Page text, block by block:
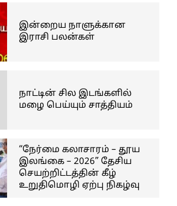
இன்றைய நாளுக்கான
இராசி பலன்கள்
நாட்டின் சில இடங்களில்
மழை பெய்யும் சாத்தியம்
“நேர்மை கலாசாரம் – தூய
இலங்கை – 2026” தேசிய
செயற்றிட்டத்தின் கீழ்
உறுதிமொழி ஏற்பு நிகழ்வு